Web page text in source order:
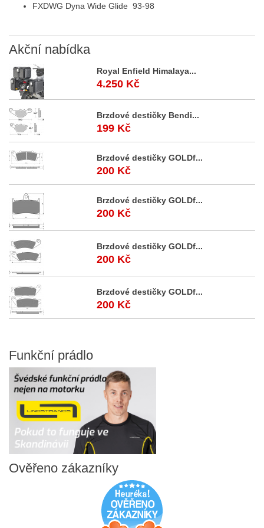
FXDWG Dyna Wide Glide 93-98
Akční nabídka
Royal Enfield Himalaya...
4.250 Kč
Brzdové destičky Bendi...
199 Kč
Brzdové destičky GOLDf...
200 Kč
Brzdové destičky GOLDf...
200 Kč
Brzdové destičky GOLDf...
200 Kč
Brzdové destičky GOLDf...
200 Kč
Funkční prádlo
Ověřeno zákazníky